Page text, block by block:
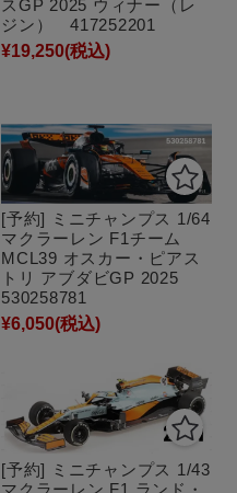
スGP 2025 ウィナー（レ
ジン） 417252201
¥19,250(税込)
[予約] ミニチャンプス 1/64
マクラーレン F1チーム
MCL39 オスカー・ピアス
トリ アブダビGP 2025
530258781
¥6,050(税込)
[予約] ミニチャンプス 1/43
マクラーレン F1 ランド・